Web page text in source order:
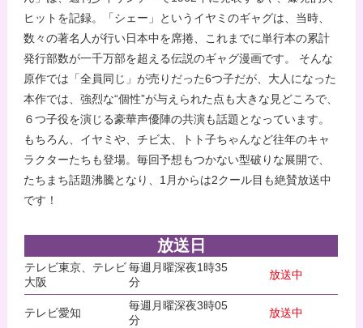
ヒットを記録。「シェー」というイヤミのギャグは、当時、
数々の著名人が行い日本中を席捲、これまでに単行本の累計
発行部数が一千万部を超える伝説のギャグ漫画です。 そんな
原作では「全員同じ」が売りだった6つ子だが、大人になった
本作では、強烈な“個性”が与えられた点も大きな見どころで、
６つ子役を演じる豪華声優陣の共演も話題となっています。
もちろん、イヤミや、チビ太、トト子ちゃんなど往年のキャ
ラクターたちも登場。毎回予想もつかない型破りな展開で、
たちまち話題沸騰となり、1月からは2クール目も絶賛放送中
です！
放送日
テレビ東京、テレビ
大阪
毎週月曜深夜1時35
分
放送中
テレビ愛知
毎週月曜深夜3時05
分
放送中